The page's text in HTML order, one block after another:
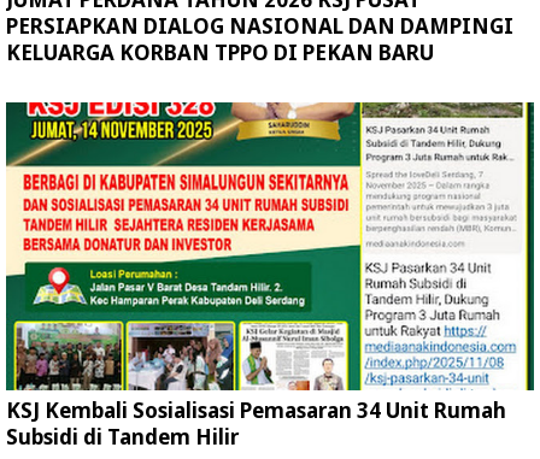
PERSIAPKAN DIALOG NASIONAL DAN DAMPINGI
KELUARGA KORBAN TPPO DI PEKAN BARU
KSJ Kembali Sosialisasi Pemasaran 34 Unit Rumah
Subsidi di Tandem Hilir